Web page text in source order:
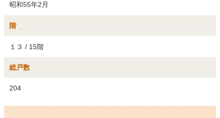
昭和55年2月
階
１３ / 15階
総戸数
204